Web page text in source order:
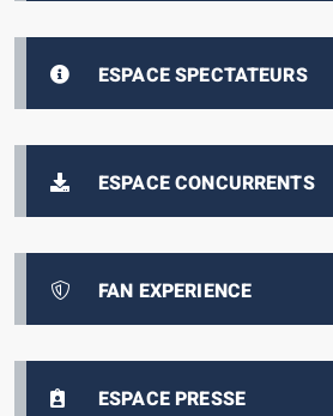
ESPACE SPECTATEURS
ESPACE CONCURRENTS
FAN EXPERIENCE
ESPACE PRESSE